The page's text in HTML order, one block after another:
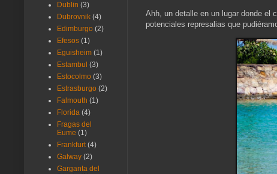
Ahh, un detalle en un lugar donde el
potenciales represalias que
Dublin (3)
Dubrovnik (4)
Edimburgo (2)
Efesos (1)
Eguisheim (1)
Estambul (3)
Estocolmo (3)
Estrasburgo (2)
Falmouth (1)
Florida (4)
Fragas del
Eume (1)
Frankfurt (4)
Galway (2)
Garganta del